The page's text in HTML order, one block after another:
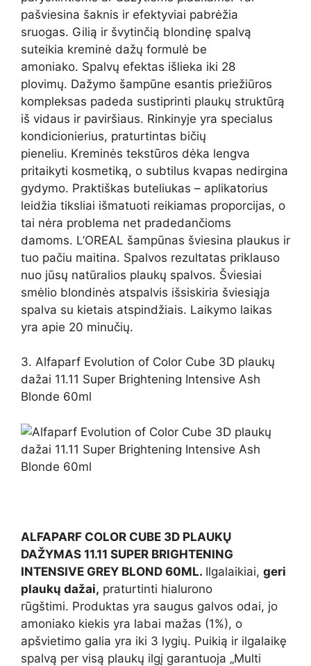
pašviesina šaknis ir efektyviai pabrėžia
sruogas. Gilią ir švytinčią blondinę spalvą
suteikia kreminė dažų formulė be
amoniako. Spalvų efektas išlieka iki 28
plovimų. Dažymo šampūne esantis priežiūros
kompleksas padeda sustiprinti plaukų struktūrą
iš vidaus ir paviršiaus. Rinkinyje yra specialus
kondicionierius, praturtintas bičių
pieneliu. Kreminės tekstūros dėka lengva
pritaikyti kosmetiką, o subtilus kvapas nedirgina
gydymo. Praktiškas buteliukas – aplikatorius
leidžia tiksliai išmatuoti reikiamas proporcijas, o
tai nėra problema net pradedančioms
damoms. L’OREAL šampūnas šviesina plaukus ir
tuo pačiu maitina. Spalvos rezultatas priklauso
nuo jūsų natūralios plaukų spalvos. Šviesiai
smėlio blondinės atspalvis išsiskiria šviesiąja
spalva su kietais atspindžiais. Laikymo laikas
yra apie 20 minučių.
3. Alfaparf Evolution of Color Cube 3D plaukų
dažai 11.11 Super Brightening Intensive Ash
Blonde 60ml
ALFAPARF COLOR CUBE 3D PLAUKŲ
DAŽYMAS 11.11 SUPER BRIGHTENING
INTENSIVE GREY BLOND 60ML. Ilgalaikiai, geri
plaukų dažai, praturtinti hialurono
rūgštimi. Produktas yra saugus galvos odai, jo
amoniako kiekis yra labai mažas (1%), o
apšvietimo galia yra iki 3 lygių. Puikią ir ilgalaikę
spalvą per visą plaukų ilgį garantuoja „Multi